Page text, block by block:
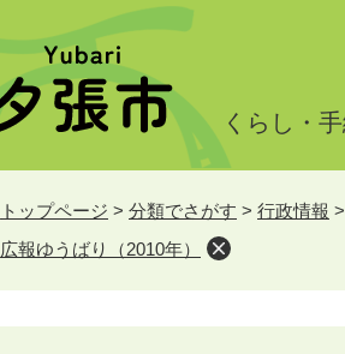
くらし・
トップページ > 分類でさがす > 行政情報 >
広報ゆうばり（2010年）